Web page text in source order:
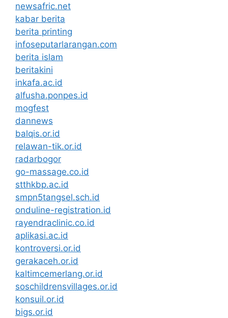
newsafric.net
kabar berita
berita printing
infoseputarlarangan.com
berita islam
beritakini
inkafa.ac.id
alfusha.ponpes.id
mogfest
dannews
balqis.or.id
relawan-tik.or.id
radarbogor
go-massage.co.id
stthkbp.ac.id
smpn5tangsel.sch.id
onduline-registration.id
rayendraclinic.co.id
aplikasi.ac.id
kontroversi.or.id
gerakaceh.or.id
kaltimcemerlang.or.id
soschildrensvillages.or.id
konsuil.or.id
bigs.or.id